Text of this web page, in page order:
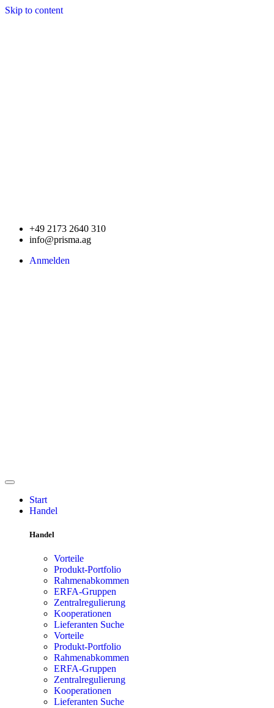
Skip to content
+49 2173 2640 310
info@prisma.ag
Anmelden
Start
Handel
Handel
Vorteile
Produkt-Portfolio
Rahmenabkommen
ERFA-Gruppen
Zentralregulierung
Kooperationen
Lieferanten Suche
Vorteile
Produkt-Portfolio
Rahmenabkommen
ERFA-Gruppen
Zentralregulierung
Kooperationen
Lieferanten Suche